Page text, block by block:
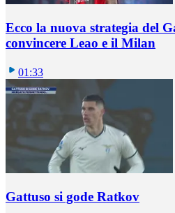
Ecco la nuova strategia del
convincere Leao e il Milan
01:33
Gattuso si gode Ratkov